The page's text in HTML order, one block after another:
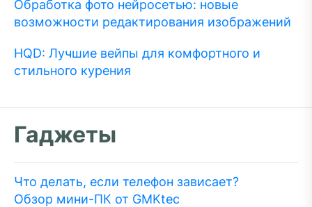
Обработка фото нейросетью: новые
возможности редактирования изображений
HQD: Лучшие вейпы для комфортного и
стильного курения
Гаджеты
Что делать, если телефон зависает?
Обзор мини-ПК от GMKtec